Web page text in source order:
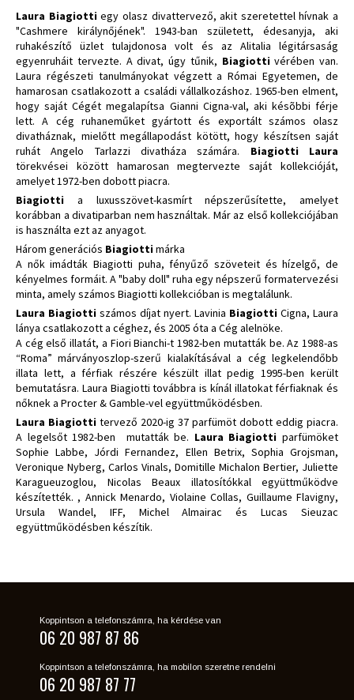
Laura Biagiottiegy olasz divattervező, akit szeretettel hívnak a
"Cashmere királynőjének". 1943-ban született, édesanyja, aki
ruhakészítő üzlet tulajdonosa volt és az Alitalia légitársaság
egyenruháit tervezte. A divat, úgy tűnik, Biagiottivérében van.
Laura régészeti tanulmányokat végzett a Római Egyetemen, de
hamarosan csatlakozott a családi vállalkozáshoz. 1965-ben elment,
hogy saját Cégét megalapítsa Gianni Cigna-val, aki késõbbi férje
lett. A cég ruhaneműket gyártott és exportált számos olasz
divatháznak, mielőtt megállapodást kötött, hogy készítsen saját
ruhát Angelo Tarlazzi divatháza számára. Biagiotti Laura
törekvései között hamarosan megtervezte saját kollekcióját,
amelyet 1972-ben dobott piacra.
Biagiotti a luxusszövet-kasmírt népszerűsítette, amelyet
korábban a divatiparban nem használtak. Már az első kollekciójában
is használta ezt az anyagot.
Három generációs Biagiottimárka
A nők imádták Biagiotti puha, fényűző szöveteit és hízelgő, de
kényelmes formáit. A "baby doll" ruha egy népszerű formatervezési
minta, amely számos Biagiotti kollekcióban is megtalálunk.
Laura Biagiotti számos díjat nyert. Lavinia Biagiotti Cigna, Laura
lánya csatlakozott a céghez, és 2005 óta a Cég alelnöke.
A cég első illatát, a Fiori Bianchi-t 1982-ben mutatták be. Az 1988-as
“Roma” márványoszlop-szerű kialakításával a cég legkelendőbb
illata lett, a férfiak részére készült illat pedig 1995-ben került
bemutatásra. Laura Biagiotti továbbra is kínál illatokat férfiaknak és
nőknek a Procter & Gamble-vel együttműködésben.
Laura Biagiotti tervező 2020-ig 37 parfümöt dobott eddig piacra.
A legelsőt 1982-ben mutatták be. Laura Biagiotti parfümöket
Sophie Labbe, Jórdi Fernandez, Ellen Betrix, Sophia Grojsman,
Veronique Nyberg, Carlos Vinals, Domitille Michalon Bertier, Juliette
Karagueuzoglou, Nicolas Beaux illatosítókkal együttműködve
készítették. , Annick Menardo, Violaine Collas, Guillaume Flavigny,
Ursula Wandel, IFF, Michel Almairac és Lucas Sieuzac
együttműködésben készítik.
Koppintson a telefonszámra, ha kérdése van
06 20 987 87 86
Koppintson a telefonszámra, ha mobilon szeretne rendelni
06 20 987 87 77